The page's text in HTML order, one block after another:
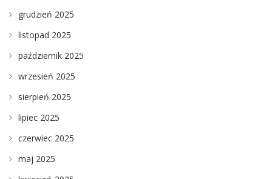
grudzień 2025
listopad 2025
październik 2025
wrzesień 2025
sierpień 2025
lipiec 2025
czerwiec 2025
maj 2025